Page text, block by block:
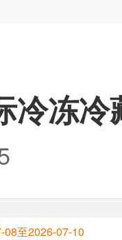
冷冻
08至2026-07-10